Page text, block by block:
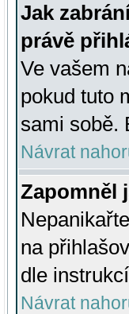
Jak
právě
Ve vašem
pokud tuto
sami sobě.
Návrat
Zapomněl
na
dle
Návrat